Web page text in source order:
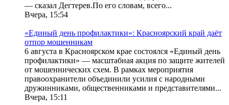
— сказал Дегтерев.По его словам, всего...
Вчера, 15:54
«Единый день профилактики»: Красноярский край даёт
отпор мошенникам
6 августа в Красноярском крае состоялся «Единый день
профилактики» — масштабная акция по защите жителей
от мошеннических схем. В рамках мероприятия
правоохранители объединили усилия с народными
дружинниками, общественниками и представителями...
Вчера, 15:11